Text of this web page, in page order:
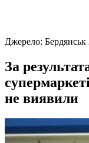
Джерело: Бердянськ
За
не виявили